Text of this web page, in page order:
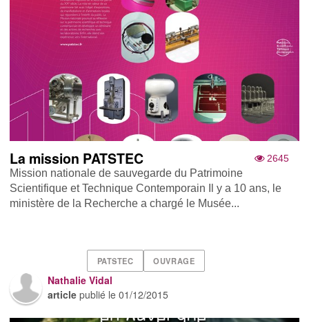
2645
La mission PATSTEC
Mission nationale de sauvegarde du Patrimoine
Scientifique et Technique Contemporain Il y a 10 ans, le
ministère de la Recherche a chargé le Musée...
PATSTEC OUVRAGE
Nathalie Vidal
article publié le01/12/2015